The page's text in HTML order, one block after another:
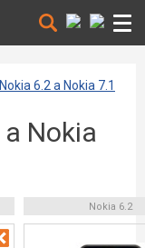
6.2 a Nokia 7.1
Nokia
Nokia 6.2